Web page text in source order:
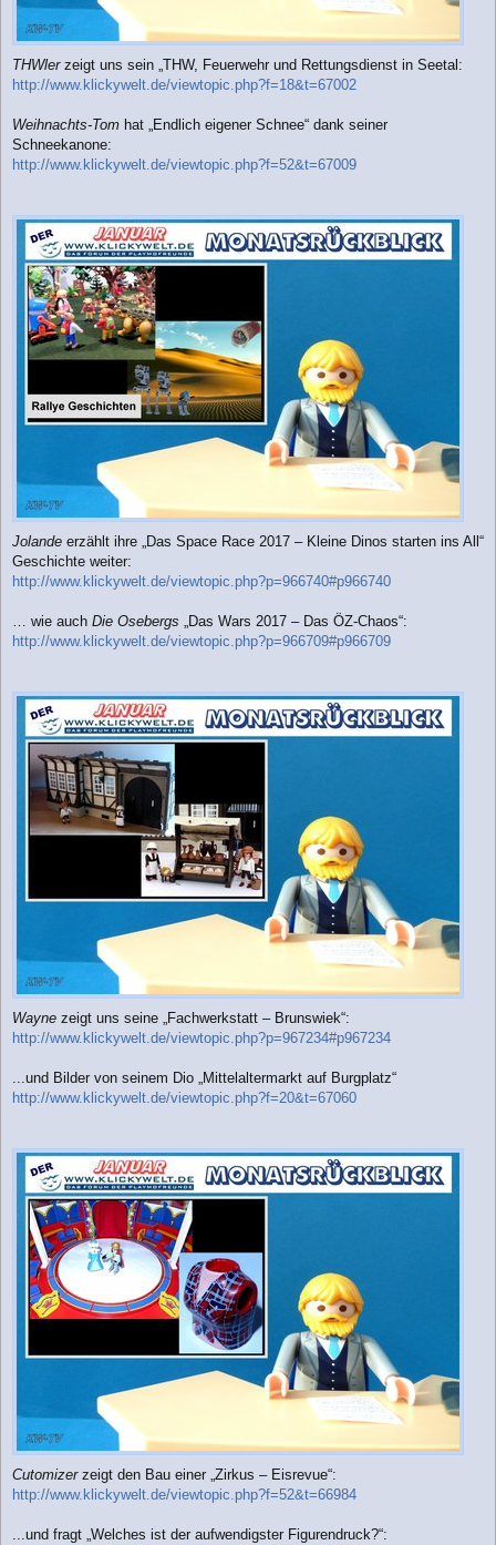
THWlerzeigt uns sein „THW, Feuerwehr und Rettungsdienst in Seetal:
http://www.klickywelt.de/viewtopic.php?f=18&t=67002
Weihnachts-Tom hat „Endlich eigener Schnee“ dank seiner
Schneekanone:
http://www.klickywelt.de/viewtopic.php?f=52&t=67009
Jolande erzählt ihre „Das Space Race 2017 – Kleine Dinos starten ins All“
Geschichte weiter:
http://www.klickywelt.de/viewtopic.php?p=966740#p966740
… wie auch Die Osebergs „Das Wars 2017 – Das ÖZ-Chaos“:
http://www.klickywelt.de/viewtopic.php?p=966709#p966709
Wayne zeigt uns seine „Fachwerkstatt – Brunswiek“:
http://www.klickywelt.de/viewtopic.php?p=967234#p967234
...und Bilder von seinem Dio „Mittelaltermarkt auf Burgplatz“
http://www.klickywelt.de/viewtopic.php?f=20&t=67060
Cutomizerzeigt den Bau einer „Zirkus – Eisrevue“:
http://www.klickywelt.de/viewtopic.php?f=52&t=66984
...und fragt „Welches ist der aufwendigster Figurendruck?“: